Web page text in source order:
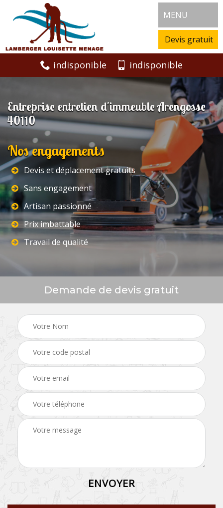
MENU
Devis gratuit
indisponible indisponible
Entreprise entretien d'immeuble Arengosse
40110
Nos engagements
Devis et déplacement gratuits
Sans engagement
Artisan passionné
Prix imbattable
Travail de qualité
Demande de devis gratuit